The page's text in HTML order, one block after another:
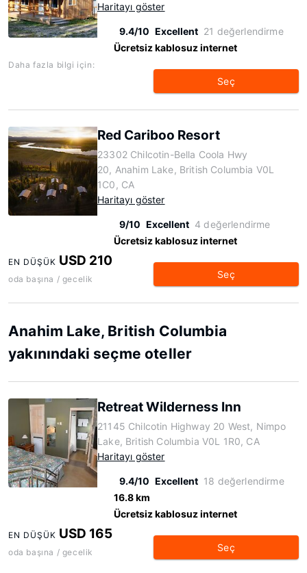
Haritayı göster
9.4/10 Excellent 21 değerlendirme
Ücretsiz kablosuz internet
Daha fazla bilgi için:
Seç
Red Cariboo Resort
23302 Chilcotin-Bella Coola Hwy
20, Anahim Lake, British Columbia V0L
1C0, CA
Haritayı göster
9/10 Excellent 4 değerlendirme
Ücretsiz kablosuz internet
EN DÜŞÜK USD 210
oda başına / gecelik Seç
Anahim Lake, British Columbia
yakınındaki seçme oteller
Retreat Wilderness Inn
21145 Chilcotin Highway 20 West, Nimpo
Lake, British Columbia V0L 1R0, CA
Haritayı göster
9.4/10 Excellent 18 değerlendirme
16.8 km
Ücretsiz kablosuz internet
EN DÜŞÜK USD 165
oda başına / gecelik Seç